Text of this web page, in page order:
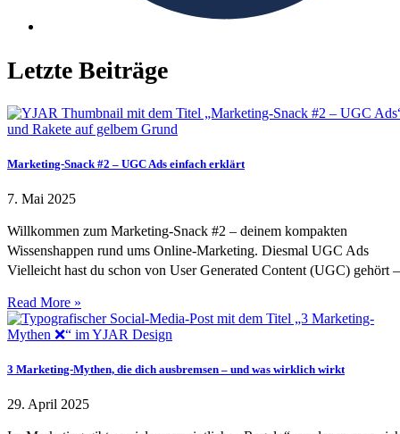
Letzte Beiträge
Marketing-Snack #2 – UGC Ads einfach erklärt
7. Mai 2025
Willkommen zum Marketing-Snack #2 – deinem kompakten
Wissenshappen rund ums Online-Marketing. Diesmal UGC Ads
Vielleicht hast du schon von User Generated Content (UGC) gehört –
Read More »
3 Marketing-Mythen, die dich ausbremsen – und was wirklich wirkt
29. April 2025